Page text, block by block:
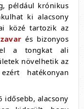
például krónikus
ki alacsony
közé tartozik az
és bizonyos
a tongkat ali
növelhetik az
hatékonyan
idősebb, alacsony